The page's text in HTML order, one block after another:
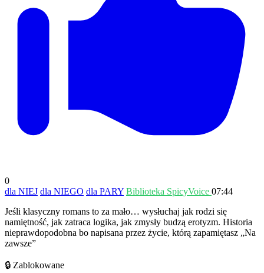
0
dla NIEJ dla NIEGO dla PARY Biblioteka SpicyVoice 07:44
Jeśli klasyczny romans to za mało… wysłuchaj jak rodzi się
namiętność, jak zatraca logika, jak zmysły budzą erotyzm. Historia
nieprawdopodobna bo napisana przez życie, którą zapamiętasz „Na
zawsze”
🔒 Zablokowane